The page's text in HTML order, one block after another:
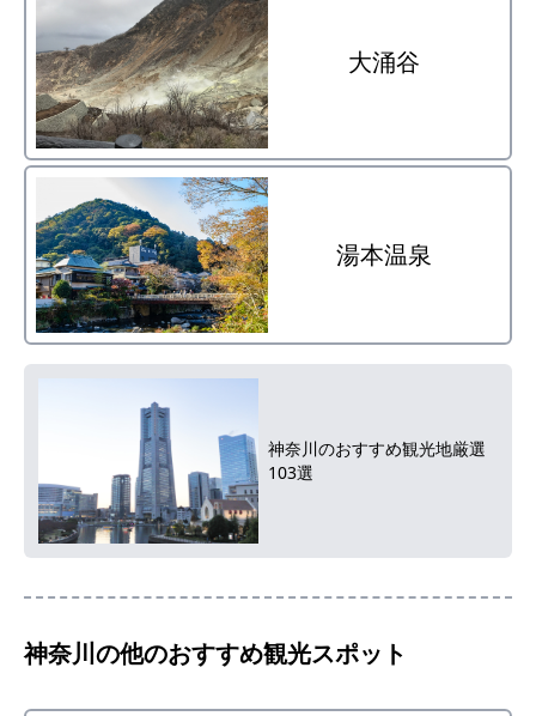
大涌谷
湯本温泉
神奈川のおすすめ観光地厳選
103選
神奈川の他のおすすめ観光スポット